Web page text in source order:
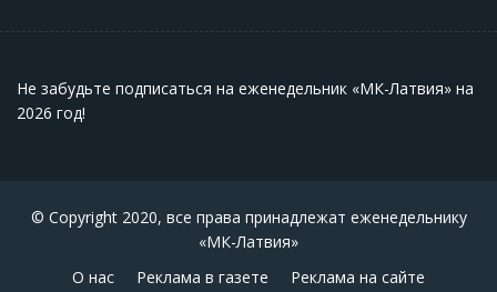
Не забудьте подписаться на еженедельник «МК-Латвия» на
2026 год!
© Copyright 2020, все права принадлежат еженедельнику
«МК-Латвия»
О нас
Реклама в газете
Реклама на сайте